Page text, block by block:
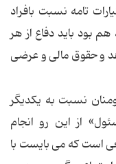
تامه نسبت بافراد
بود بايد دفاع از هر
و حقوق مالى و عرضى
نسبت به یکدیگر
از این رو انجام
است که می بایست با